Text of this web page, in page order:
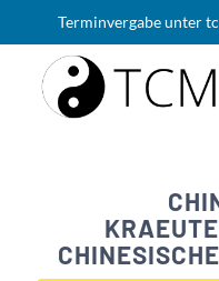
Terminvergabe unter